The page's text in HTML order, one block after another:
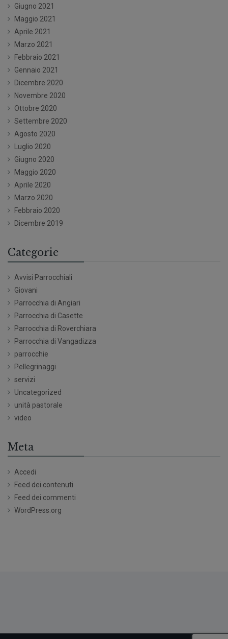
Giugno 2021
Maggio 2021
Aprile 2021
Marzo 2021
Febbraio 2021
Gennaio 2021
Dicembre 2020
Novembre 2020
Ottobre 2020
Settembre 2020
Agosto 2020
Luglio 2020
Giugno 2020
Maggio 2020
Aprile 2020
Marzo 2020
Febbraio 2020
Dicembre 2019
Categorie
Avvisi Parrocchiali
Giovani
Parrocchia di Angiari
Parrocchia di Casette
Parrocchia di Roverchiara
Parrocchia di Vangadizza
parrocchie
Pellegrinaggi
servizi
Uncategorized
unità pastorale
video
Meta
Accedi
Feed dei contenuti
Feed dei commenti
WordPress.org